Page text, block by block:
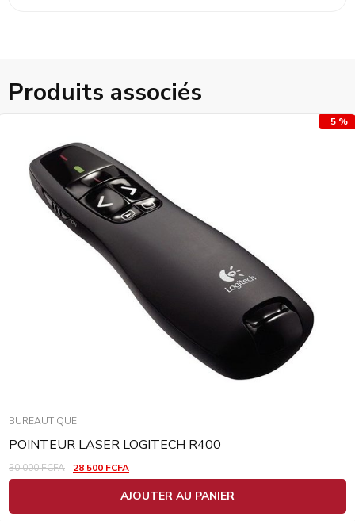
Produits associés
5 %
BUREAUTIQUE
POINTEUR LASER LOGITECH R400
30 000FCFA 28 500 FCFA
AJOUTER AU PANIER